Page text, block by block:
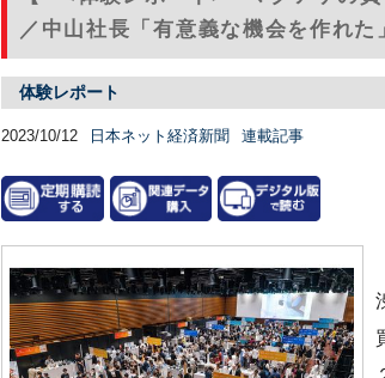
／中山社長「有意義な機会を作れた
体験レポート
2023/10/12 日本ネット経済新聞 連載記事